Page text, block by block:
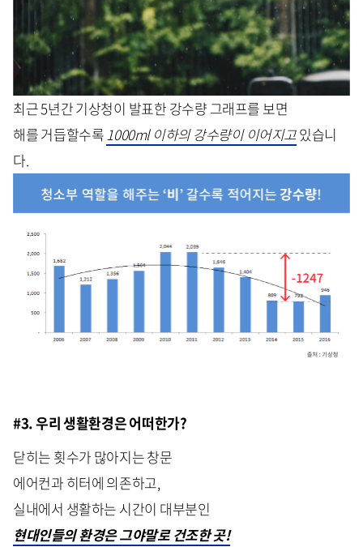
최근 5년간 기상청이 발표한 강수량 그래프를 보면
해를 거듭할수록1000ml 이하의 강수량이 이어지고있습니
다.
#3. 우리 생활환경은 어떠한가?
닫히는 횟수가 많아지는 창문
에어컨과 히터에 의존하고,
실내에서 생활하는 시간이 대부분인
현대인들의 환경은 그야말로 건조한 곳!